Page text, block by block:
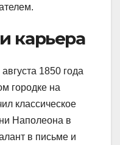
карьера
1850 года
городке на
классическое
Наполеона в
в письме и